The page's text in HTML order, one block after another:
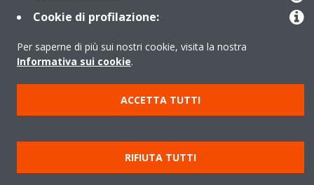
Politica di segnalazione e divulgazione delle vulnerabilità del
Gruppo Daikin Europe
Policy sulla protezione dei dati
Termini di Garanzia
Regolamenti
Informativa Legale
Cookie di profilazione:
Per saperne di più sui nostri cookie, visita la nostra
Informativa sui cookie.
ACCETTA TUTTI
RIFIUTA TUTTI